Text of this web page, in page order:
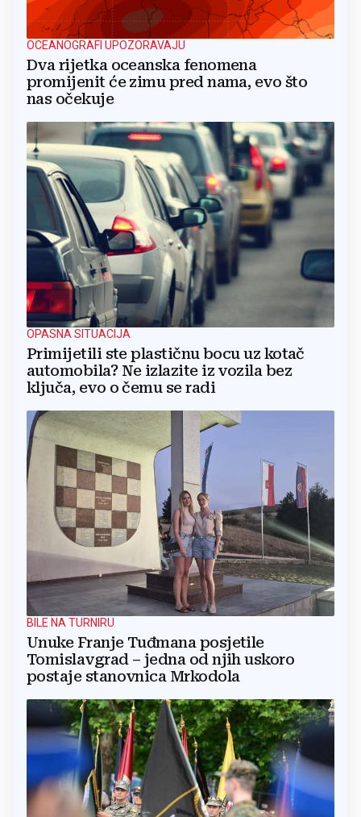
OCEANOGRAFI UPOZORAVAJU
Dva rijetka oceanska fenomena
promijenit će zimu pred nama, evo što
nas očekuje
OPASNA SITUACIJA
Primijetili ste plastičnu bocu uz kotač
automobila? Ne izlazite iz vozila bez
ključa, evo o čemu se radi
BILE NA TURNIRU
Unuke Franje Tuđmana posjetile
Tomislavgrad – jedna od njih uskoro
postaje stanovnica Mrkodola